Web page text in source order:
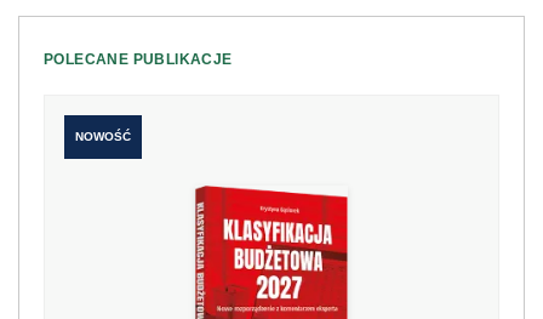
POLECANE PUBLIKACJE
NOWOŚĆ